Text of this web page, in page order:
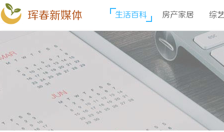
珲春新媒体 生活百科 房产家居 综